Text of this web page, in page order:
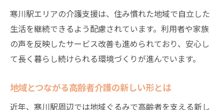
地域力を活かした高齢者介護支援の最新動
向
高齢者介護と地域連携で叶える自立生活
寒川駅周辺の高齢者介護支援拠点の特徴
高齢者介護を地域で支える体制と実例紹介
寒川駅エリアの介護支援は、住み慣れた地域で自立した
生活を継続できるよう配慮されています。利用者や家族
の声を反映したサービス改善も進められており、安心し
て長く暮らし続けられる環境づくりが進んでいます。
地域とつながる高齢者介護の新しい形とは
近年、寒川駅周辺では地域ぐるみで高齢者を支える新し